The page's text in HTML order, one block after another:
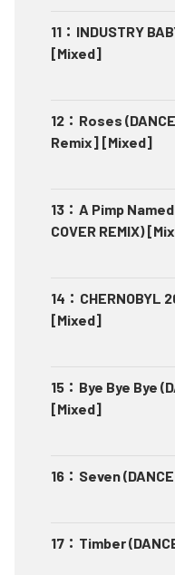
11 ： INDUSTRY
[Mixed]
12 ： Roses
Remix] [Mixed]
13 ： A Pimp
COVER REMIX)
14 ： CHERNOBYL
[Mixed]
15 ： Bye Bye Bye
[Mixed]
16 ： Seven
17 ： Timber